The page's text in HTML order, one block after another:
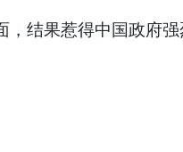
果惹得中国政府强